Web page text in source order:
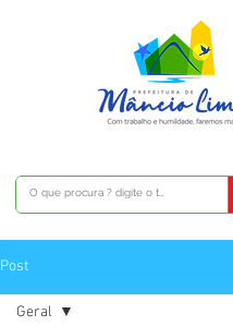
Post
Geral